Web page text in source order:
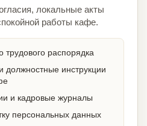
локальные акты
работы кафе.
трудового распорядка
должностные инструкции
и кадровые журналы
персональных данных